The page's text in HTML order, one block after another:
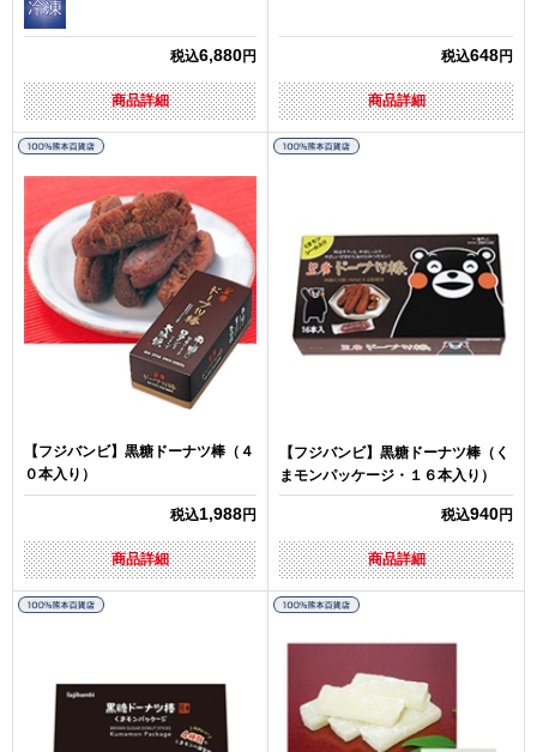
税込6,880円
商品詳細
税込648円
商品詳細
【フジバンビ】黒糖ドーナツ棒（４
０本入り）
税込1,988円
商品詳細
【フジバンビ】黒糖ドーナツ棒（く
まモンパッケージ・１６本入り）
税込940円
商品詳細